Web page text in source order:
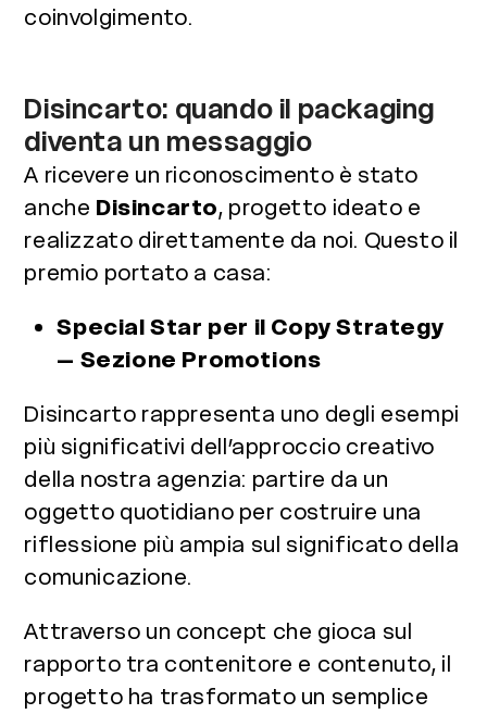
coinvolgimento.
Disincarto: quando il packaging
diventa un messaggio
A ricevere un riconoscimento è stato
anche Disincarto, progetto ideato e
realizzato direttamente da noi. Questo il
premio portato a casa:
Special Star per il Copy Strategy
– Sezione Promotions
Disincarto rappresenta uno degli esempi
più significativi dell’approccio creativo
della nostra agenzia: partire da un
oggetto quotidiano per costruire una
riflessione più ampia sul significato della
comunicazione.
Attraverso un concept che gioca sul
rapporto tra contenitore e contenuto, il
progetto ha trasformato un semplice